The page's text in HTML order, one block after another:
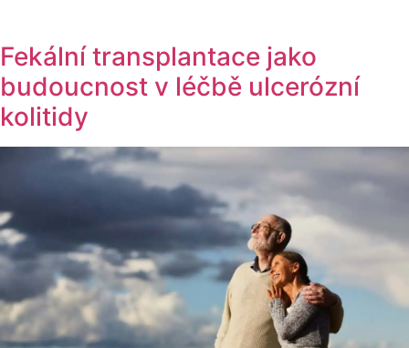
Fekální transplantace jako
budoucnost v léčbě ulcerózní
kolitidy